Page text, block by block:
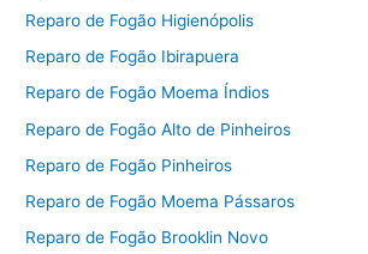
Reparo de Fogão Higienópolis
Reparo de Fogão Ibirapuera
Reparo de Fogão Moema Índios
Reparo de Fogão Alto de Pinheiros
Reparo de Fogão Pinheiros
Reparo de Fogão Moema Pássaros
Reparo de Fogão Brooklin Novo